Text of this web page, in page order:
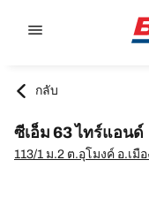
กลับ
ซีเอ็ม 63 ไทร์แอนด์
113/1 ม.2 ต.อุโมงค์ อ.เ